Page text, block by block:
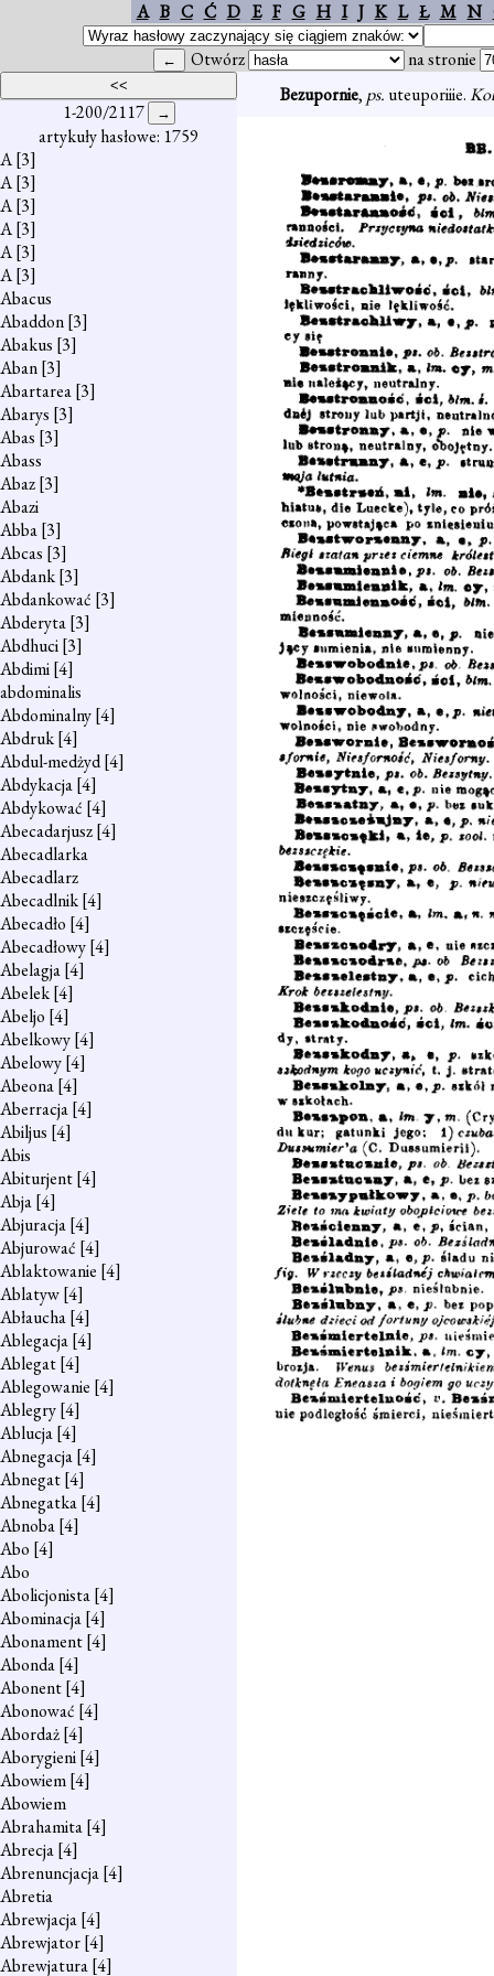
A B C Ć D E F G H I J K L Ł M N
Otwórz na stronie
1-200/2117
artykuły hasłowe: 1759
A[3]
A[3]
A[3]
A[3]
A[3]
A[3]
Abacus
Abaddon[3]
Abakus [3]
Aban[3]
Abartarea[3]
Abarys [3]
Abas [3]
Abass
Abaz[3]
Abazi
Abba[3]
Abcas [3]
Abdank[3]
Abdankować [3]
Abderyta[3]
Abdhuci[3]
Abdimi[4]
abdominalis
Abdominalny[4]
Abdruk[4]
Abdul-medżyd[4]
Abdykacja[4]
Abdykować [4]
Abecadarjusz[4]
Abecadlarka
Abecadlarz
Abecadlnik[4]
Abecadło [4]
Abecadłowy[4]
Abelagja[4]
Abelek[4]
Abeljo [4]
Abelkowy[4]
Abelowy[4]
Abeona[4]
Aberracja[4]
Abiljus [4]
Abis
Abiturjent[4]
Abja[4]
Abjuracja[4]
Abjurować [4]
Ablaktowanie [4]
Ablatyw[4]
Abłaucha[4]
Ablegacja[4]
Ablegat[4]
Ablegowanie [4]
Ablegry[4]
Ablucja[4]
Abnegacja[4]
Abnegat[4]
Abnegatka[4]
Abnoba[4]
Abo [4]
Abo
Abolicjonista[4]
Abominacja[4]
Abonament[4]
Abonda[4]
Abonent[4]
Abonować [4]
Abordaż[4]
Aborygieni[4]
Abowiem[4]
Abowiem
Abrahamita[4]
Abrecja[4]
Abrenuncjacja[4]
Abretia
Abrewjacja[4]
Abrewjator[4]
Abrewjatura[4]
Bezupornie, ps. uteuporiiie.